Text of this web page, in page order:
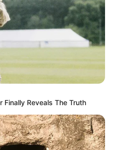
Finally Reveals The Truth